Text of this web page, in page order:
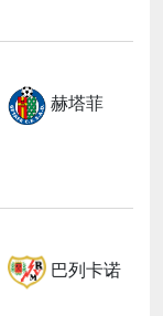
赫塔菲
巴列卡诺